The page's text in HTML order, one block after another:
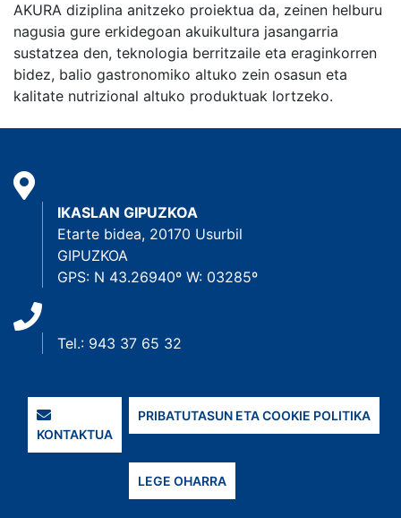
AKURA diziplina anitzeko proiektua da, zeinen helburu
nagusia gure erkidegoan akuikultura jasangarria
sustatzea den, teknologia berritzaile eta eraginkorren
bidez, balio gastronomiko altuko zein osasun eta
kalitate nutrizional altuko produktuak lortzeko.
IKASLAN GIPUZKOA
Etarte bidea, 20170 Usurbil
GIPUZKOA
GPS: N 43.26940º W: 03285º
Tel.: 943 37 65 32
KONTAKTUA
PRIBATUTASUN ETA COOKIE POLITIKA
LEGE OHARRA